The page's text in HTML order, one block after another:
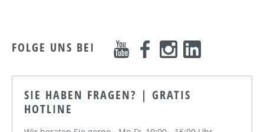
FOLGE UNS BEI
SIE HABEN FRAGEN? | GRATIS
HOTLINE